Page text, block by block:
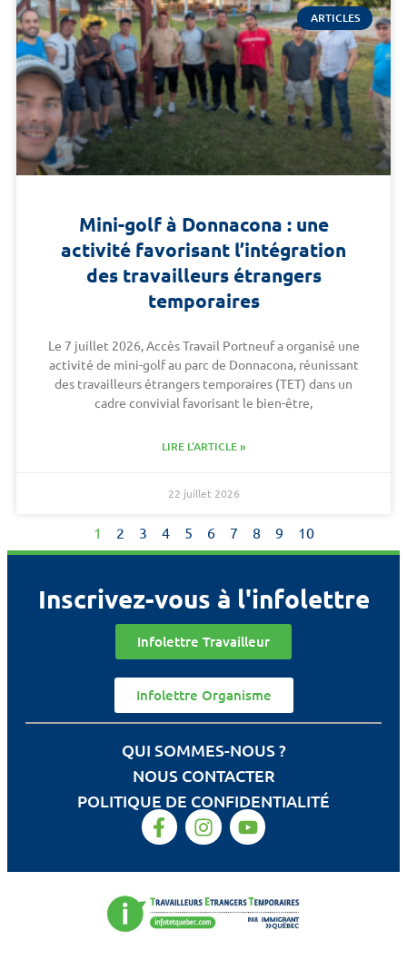
ARTICLES
Mini-golf à Donnacona : une
activité favorisant l’intégration
des travailleurs étrangers
temporaires
Le 7 juillet 2026, Accès Travail Portneuf a organisé une
activité de mini-golf au parc de Donnacona, réunissant
des travailleurs étrangers temporaires (TET) dans un
cadre convivial favorisant le bien-être,
LIRE L'ARTICLE »
22 juillet 2026
1 2 3 4 5 6 7 8 9 10
Inscrivez-vous à l'infolettre
Infolettre Travailleur
Infolettre Organisme
QUI SOMMES-NOUS ?
NOUS CONTACTER
POLITIQUE DE CONFIDENTIALITÉ